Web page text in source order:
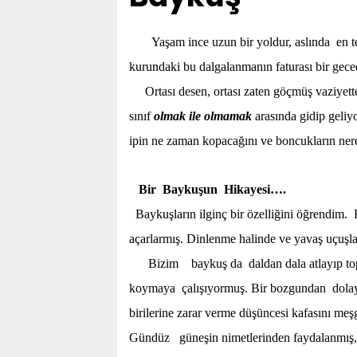
Yaşam ince uzun bir yoldur, aslında en
kurundaki bu dalgalanmanın faturası bir
Ortası desen, ortası zaten göçmüş
sınıfolmak ile olmamak arasında gidip
ipin ne zaman kopacağını ve boncukların
Bir Baykuşun Hikayesi….
Baykuşların ilginç bir özelliğini öğrendim.
açarlarmış. Dinlenme halinde ve yavaş
Bizim baykuş da daldan dala atlayıp
koymaya çalışıyormuş. Bir bozgundan
birilerine zarar verme düşüncesi kafasını
Gündüz güneşin nimetlerinden